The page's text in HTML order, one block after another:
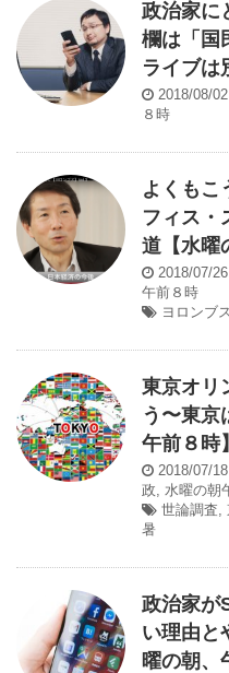
政治家に
欄は「国
ライブは
2018/08/02
８時
よくもこ
フィス・
道【水曜
2018/07/26
午前８時
ヨロンブス
東京オリ
う〜東京
午前８時】
2018/07/18
政
水曜の朝
世論調査
暑
政治家が
い理由と
曜の朝、